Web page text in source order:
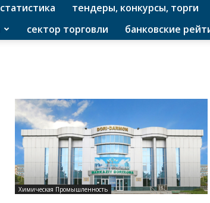
статистика тендеры, конкурсы, торги
сектор торговли банковские
Химическая Промышленность